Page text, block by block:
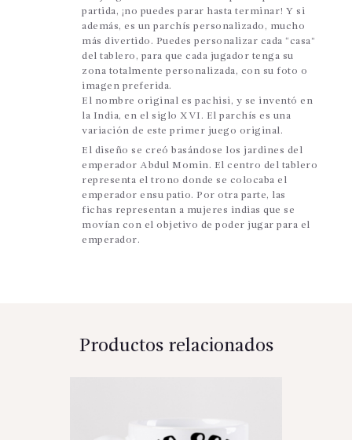
partida, ¡no puedes parar hasta terminar! Y si
además, es un parchís personalizado, mucho
más divertido. Puedes personalizar cada “casa”
del tablero, para que cada jugador tenga su
zona totalmente personalizada, con su foto o
imagen preferida.
El nombre original es pachisi, y se inventó en
la India, en el siglo XVI. El parchís es una
variación de este primer juego original.
El diseño se creó basándose los jardines del
emperador Abdul Momin. El centro del tablero
representa el trono donde se colocaba el
emperador ensu patio. Por otra parte, las
fichas representan a mujeres indias que se
movían con el objetivo de poder jugar para el
emperador.
Productos relacionados